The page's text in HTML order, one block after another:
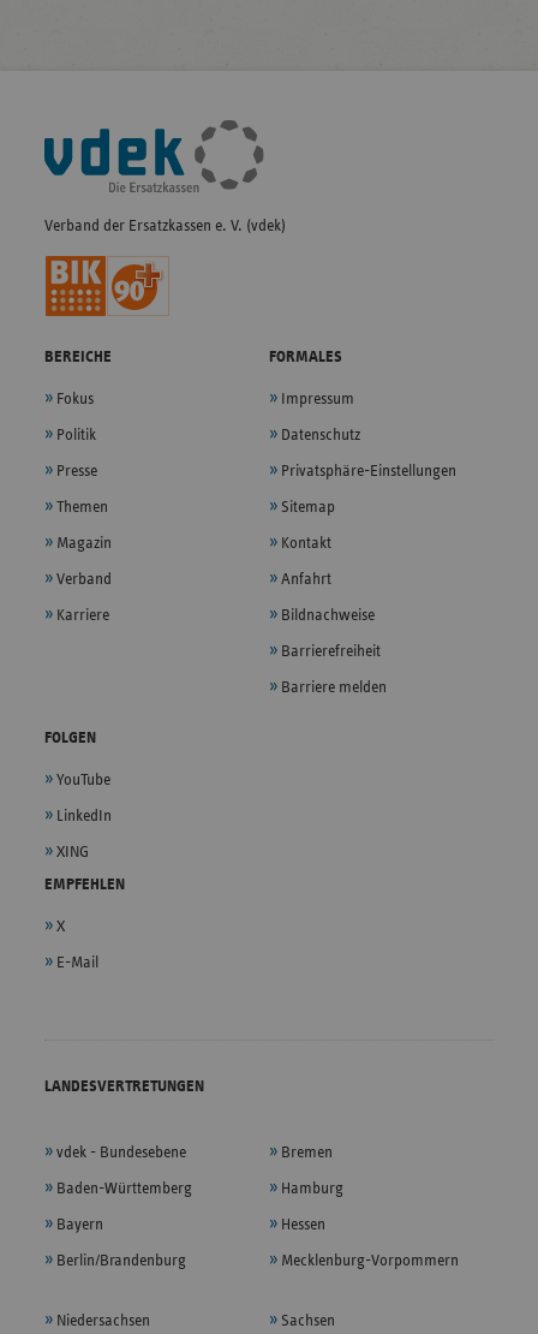
Fußleisten-
Navigation
Verband der Ersatzkassen e. V. (vdek)
BEREICHE
Fokus
Politik
Presse
Themen
Magazin
Verband
Karriere
FORMALES
Impressum
Datenschutz
Privatsphäre-Einstellungen
Sitemap
Kontakt
Anfahrt
Bildnachweise
Barrierefreiheit
Barriere melden
FOLGEN
YouTube
LinkedIn
XING
EMPFEHLEN
X
E-Mail
LANDESVERTRETUNGEN
vdek - Bundesebene
Baden-Württemberg
Bayern
Berlin/Brandenburg
Bremen
Hamburg
Hessen
Mecklenburg-Vorpommern
Niedersachsen Sachsen